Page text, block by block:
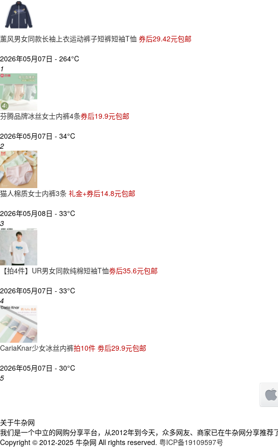
薰风男女同款长袖上衣运动裤子短裤短袖T恤 券后29.42元包邮
2026年05月07日 - 264°C
1
芬腾品牌冰丝女士内裤4条券后19.9元包邮
2026年05月07日 - 34°C
2
猫人棉质女士内裤3条 礼金+券后14.8元包邮
2026年05月08日 - 33°C
3
【拍4件】UR男女同款纯棉短袖T恤劵后35.6元包邮
2026年05月07日 - 33°C
4
CariaKnar少女冰丝内裤拍10件 劵后29.9元包邮
2026年05月07日 - 30°C
5
关于牛杂网
我们是一个中立的网购分享平台，从2012年到今天，众多网友、商家已在牛杂网分享推荐
Copyright © 2012-2025 牛杂网 All rights reserved. 粤ICP备19109597号